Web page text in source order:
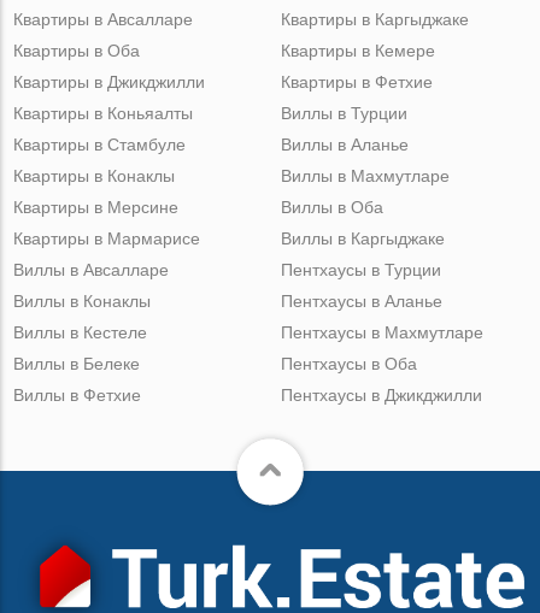
Квартиры в Авсалларе
Квартиры в Оба
Квартиры в Джикджилли
Квартиры в Каргыджаке
Квартиры в Кемере
Квартиры в Фетхие
Квартиры в Коньяалты
Квартиры в Стамбуле
Квартиры в Конаклы
Квартиры в Мерсине
Квартиры в Мармарисе
Виллы в Турции
Виллы в Аланье
Виллы в Махмутларе
Виллы в Оба
Виллы в Каргыджаке
Виллы в Авсалларе
Виллы в Конаклы
Виллы в Кестеле
Виллы в Белеке
Виллы в Фетхие
Пентхаусы в Турции
Пентхаусы в Аланье
Пентхаусы в Махмутларе
Пентхаусы в Оба
Пентхаусы в Джикджилли